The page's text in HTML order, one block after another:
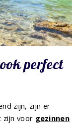
perfect
zijn, zijn er
zijn voor gezinnen